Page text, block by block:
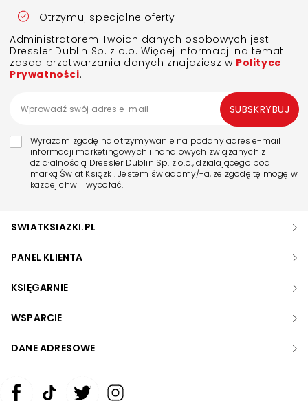
Otrzymuj specjalne oferty
Administratorem Twoich danych osobowych jest
Dressler Dublin Sp. z o.o. Więcej informacji na temat
zasad przetwarzania danych znajdziesz w Polityce
Prywatności.
Wyrażam zgodę na otrzymywanie na podany adres e-mail
informacji marketingowych i handlowych związanych z
działalnością Dressler Dublin Sp. z o.o., działającego pod
marką Świat Książki. Jestem świadomy/-a, że zgodę tę mogę w
każdej chwili wycofać.
SUBSKRYBUJ
SWIATKSIAZKI.PL
PANEL KLIENTA
KSIĘGARNIE
WSPARCIE
DANE ADRESOWE
Zwiększ rozmiar czcionki